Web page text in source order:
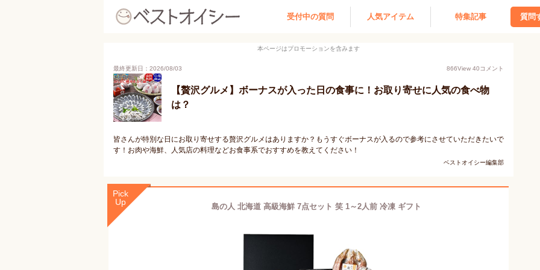
受付中の質問 人気アイテム 特集記事 質問
本ページはプロモーションを含みます
最終更新日：2026/08/03 866View 40コメント
【贅沢グルメ】ボーナスが入った日の食事に！お取り寄せに人気の食べ物
は？
皆さんが特別な日にお取り寄せする贅沢グルメはありますか？もうすぐボーナスが入るので参考にさせていただきたいで
す！お肉や海鮮、人気店の料理などお食事系でおすすめを教えてください！
ベストオイシー編集部
Pick
Up
島の人 北海道 高級海鮮 7点セット 笑 1～2人前 冷凍 ギフト